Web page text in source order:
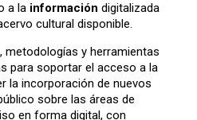
a la información digitalizada
cultural disponible.
metodologías y herramientas
para soportar el acceso a la
la incorporación de nuevos
sobre las áreas de
en forma digital, con